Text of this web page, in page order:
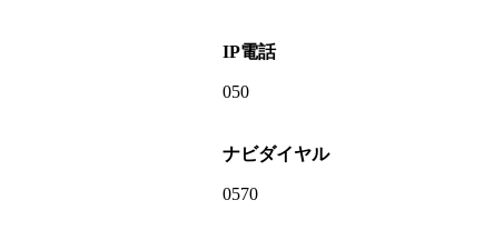
IP電話
050
ナビダイヤル
0570